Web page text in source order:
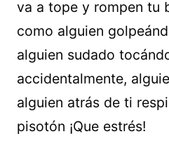
va a tope y rompen tu
como alguien
alguien sudado
accidentalmente,
alguien atrás de ti
pisotón ¡Que estrés!